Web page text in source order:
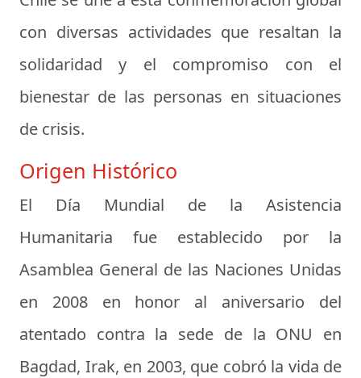
con diversas actividades que resaltan la
solidaridad y el compromiso con el
bienestar de las personas en situaciones
de crisis.
Origen Histórico
El Día Mundial de la Asistencia
Humanitaria fue establecido por la
Asamblea General de las Naciones Unidas
en 2008 en honor al aniversario del
atentado contra la sede de la ONU en
Bagdad, Irak, en 2003, que cobró la vida de